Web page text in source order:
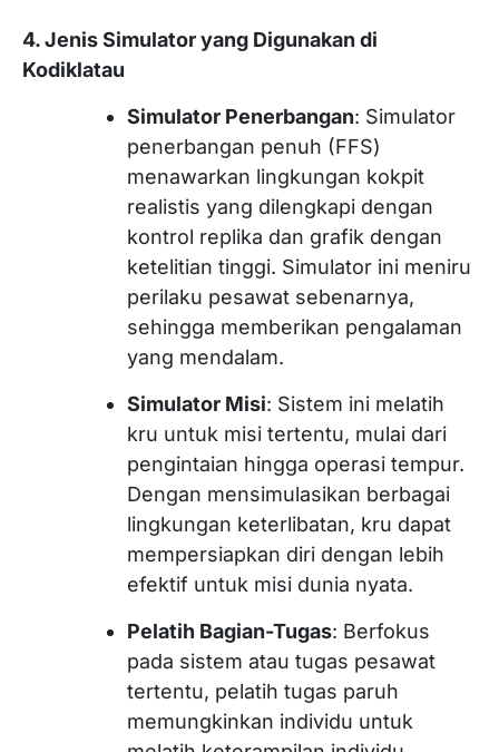
4. Jenis Simulator yang Digunakan di
Kodiklatau
Simulator Penerbangan: Simulator
penerbangan penuh (FFS)
menawarkan lingkungan kokpit
realistis yang dilengkapi dengan
kontrol replika dan grafik dengan
ketelitian tinggi. Simulator ini meniru
perilaku pesawat sebenarnya,
sehingga memberikan pengalaman
yang mendalam.
Simulator Misi: Sistem ini melatih
kru untuk misi tertentu, mulai dari
pengintaian hingga operasi tempur.
Dengan mensimulasikan berbagai
lingkungan keterlibatan, kru dapat
mempersiapkan diri dengan lebih
efektif untuk misi dunia nyata.
Pelatih Bagian-Tugas: Berfokus
pada sistem atau tugas pesawat
tertentu, pelatih tugas paruh
memungkinkan individu untuk